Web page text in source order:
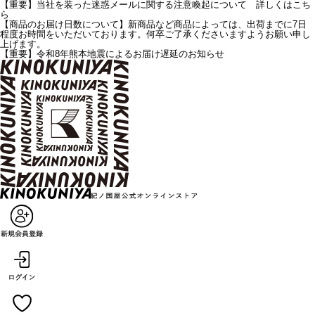
【重要】当社を装った迷惑メールに関する注意喚起について 詳しくはこち
ら
【商品のお届け日数について】新商品など商品によっては、出荷までに7日
程度お時間をいただいております。何卒ご了承くださいますようお願い申し
上げます。
【重要】令和8年熊本地震によるお届け遅延のお知らせ